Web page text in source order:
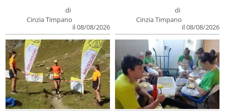
di
Cinzia Timpano
il 08/08/2026
di
Cinzia Timpano
il 08/08/2026